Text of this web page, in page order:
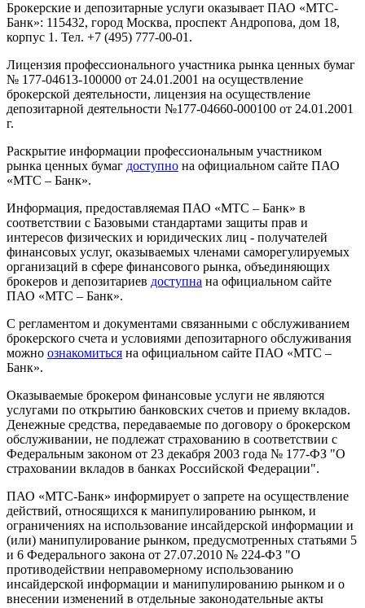
Брокерские и депозитарные услуги оказывает ПАО «МТС-
Банк»: 115432, город Москва, проспект Андропова, дом 18,
корпус 1. Тел. +7 (495) 777-00-01.
Лицензия профессионального участника рынка ценных бумаг
№ 177-04613-100000 от 24.01.2001 на осуществление
брокерской деятельности, лицензия на осуществление
депозитарной деятельности №177-04660-000100 от 24.01.2001
г.
Раскрытие информации профессиональным участником
рынка ценных бумаг доступно на официальном сайте ПАО
«МТС – Банк».
Информация, предоставляемая ПАО «МТС – Банк» в
соответствии с Базовыми стандартами защиты прав и
интересов физических и юридических лиц - получателей
финансовых услуг, оказываемых членами саморегулируемых
организаций в сфере финансового рынка, объединяющих
брокеров и депозитариев доступна на официальном сайте
ПАО «МТС – Банк».
С регламентом и документами связанными с обслуживанием
брокерского счета и условиями депозитарного обслуживания
можно ознакомиться на официальном сайте ПАО «МТС –
Банк».
Оказываемые брокером финансовые услуги не являются
услугами по открытию банковских счетов и приему вкладов.
Денежные средства, передаваемые по договору о брокерском
обслуживании, не подлежат страхованию в соответствии с
Федеральным законом от 23 декабря 2003 года № 177-ФЗ "О
страховании вкладов в банках Российской Федерации".
ПАО «МТС-Банк» информирует о запрете на осуществление
действий, относящихся к манипулированию рынком, и
ограничениях на использование инсайдерской информации и
(или) манипулирование рынком, предусмотренных статьями 5
и 6 Федерального закона от 27.07.2010 № 224-ФЗ "О
противодействии неправомерному использованию
инсайдерской информации и манипулированию рынком и о
внесении изменений в отдельные законодательные акты